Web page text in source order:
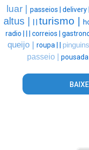
luar | passeios | delivery |
altus | | | turismo |
radio | | | correios |
queijo | roupa | |
passeio | pousada